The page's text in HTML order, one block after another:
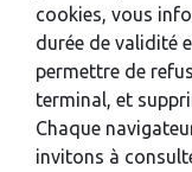
cookies, vous
durée de validité
permettre de
terminal, et
Chaque
invitons à